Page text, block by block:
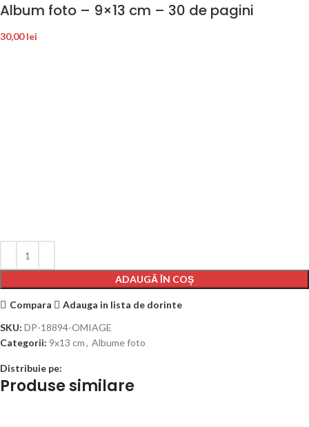
Album foto – 9×13 cm – 30 de pagini
30,00lei
ADAUGĂ ÎN COȘ
Compara
Adauga in lista de dorinte
SKU: DP-18894-OMIAGE
Categorii: 9x13 cm, Albume foto
Distribuie pe:
Produse similare